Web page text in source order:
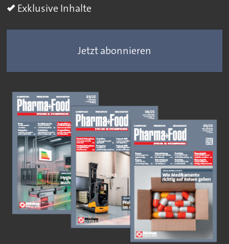
Exklusive Inhalte
Jetzt abonnieren